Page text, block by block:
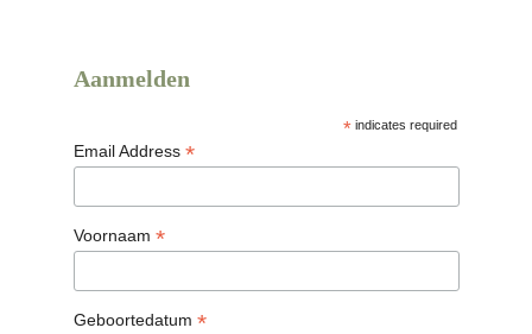
Aanmelden
*indicates required
Email Address *
Voornaam *
Geboortedatum *